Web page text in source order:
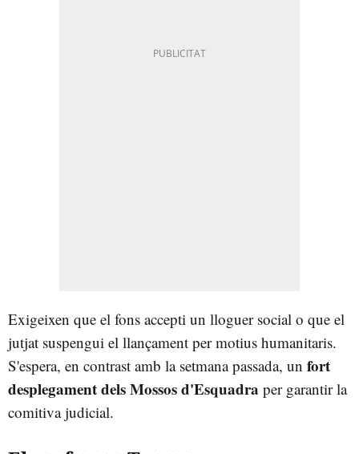
Exigeixen que el fons accepti un lloguer social o que el
jutjat suspengui el llançament per motius humanitaris.
S'espera, en contrast amb la setmana passada, un fort
desplegament dels Mossos d'Esquadra per garantir la
comitiva judicial.